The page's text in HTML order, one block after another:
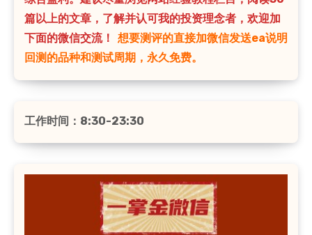
篇以上的文章，了解并认可我的投资理念者，欢迎加
下面的微信交流！
想要测评的直接加微信发送ea说明
回测的品种和测试周期，永久免费。
工作时间：8:30-23:30